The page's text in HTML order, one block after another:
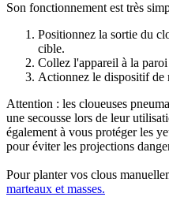
Son fonctionnement est très
Positionnez la sortie du
cible.
Collez l'appareil à la
Actionnez le dispositif de
Attention : les cloueuses
une secousse lors de leur
également à vous protéger les
pour éviter les projections
Pour planter vos clous
marteaux et masses.